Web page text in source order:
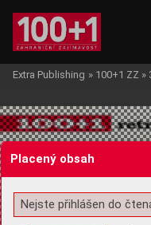
Žádost o souhlas s
Extra Publishing » 100+1 ZZ »
Placený obsah
Nejste přihlášen do